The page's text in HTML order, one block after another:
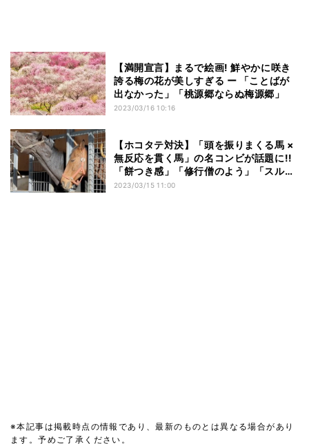
【満開宣言】まるで絵画! 鮮やかに咲き
誇る梅の花が美しすぎる ー 「ことばが
出なかった」「桃源郷ならぬ梅源郷」
2023/03/16 10:16
【ホコタテ対決】「頭を振りまくる馬 ×
無反応を貫く馬」の名コンビが話題に!!
「餅つき感」「修行僧のよう」「スルー
スキル高っか」と人気者に!
2023/03/15 11:00
※本記事は掲載時点の情報であり、最新のものとは異なる場合があり
ます。予めご了承ください。